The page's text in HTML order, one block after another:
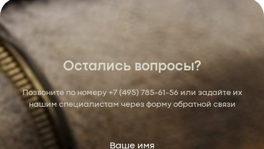
Остались вопросы?
Позвоните по номеру +7 (495) 785-61-56 или задайте их
нашим специалистам через форму обратной связи